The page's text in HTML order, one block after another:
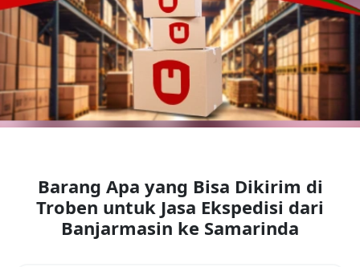
Barang Apa yang Bisa Dikirim di
Troben untuk Jasa Ekspedisi dari
Banjarmasin ke Samarinda